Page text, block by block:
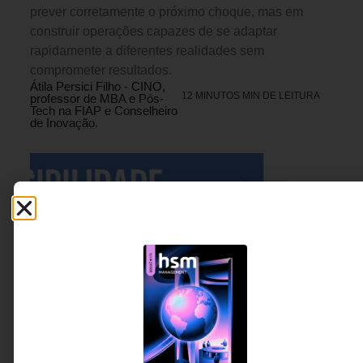
prever corretamente o próximo choque, mas em
construir operações capazes de se adaptar
rapidamente a diferentes realidades sem
comprometer resultados.
Átila Persici Filho - CINO,
professor de MBA e Pós-
Tech na FIAP e Conselheiro
de Inovação.
12 MINUTOS MIN DE LEITURA